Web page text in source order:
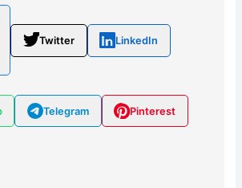
Twitter LinkedIn
Telegram Pinterest